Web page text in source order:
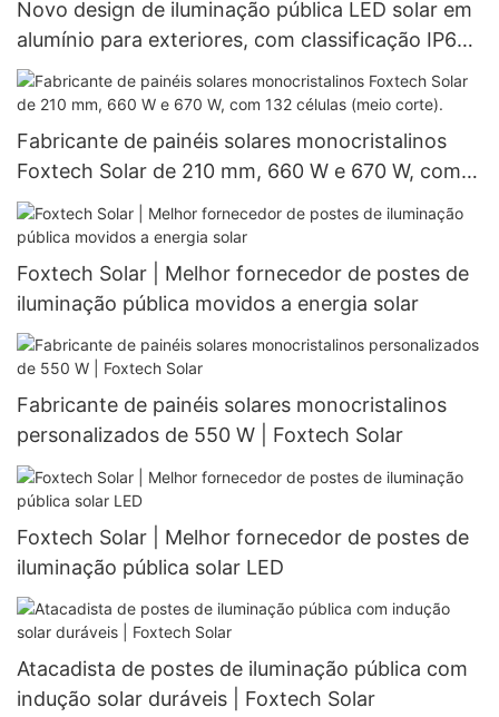
Novo design de iluminação pública LED solar em
alumínio para exteriores, com classificação IP66
à prova d'água, 60W, 80W e 100W.
Fabricante de painéis solares monocristalinos
Foxtech Solar de 210 mm, 660 W e 670 W, com
132 células (meio corte).
Foxtech Solar | Melhor fornecedor de postes de
iluminação pública movidos a energia solar
Fabricante de painéis solares monocristalinos
personalizados de 550 W | Foxtech Solar
Foxtech Solar | Melhor fornecedor de postes de
iluminação pública solar LED
Atacadista de postes de iluminação pública com
indução solar duráveis ​​| Foxtech Solar